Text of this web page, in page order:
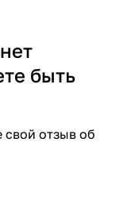
быть
свой отзыв об